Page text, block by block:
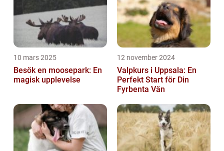
10 mars 2025
Besök en moosepark: En
magisk upplevelse
12 november 2024
Valpkurs i Uppsala: En
Perfekt Start för Din
Fyrbenta Vän